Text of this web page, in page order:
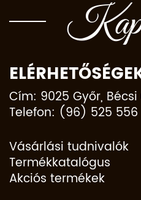
Cím: 9025 Győr, Bécsi
Telefon: (96) 525 556
Vásárlási tudnivalók
Termékkatalógus
Akciós termékek